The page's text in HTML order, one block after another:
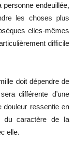
personne endeuillée,
les choses plus
elles-mêmes
difficile
doit dépendre de
différente d’une
douleur ressentie en
du caractère de la
elle.